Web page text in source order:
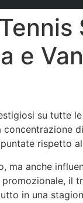
e
su tutte
concentrazione
rispetto
ma anche
il
in una